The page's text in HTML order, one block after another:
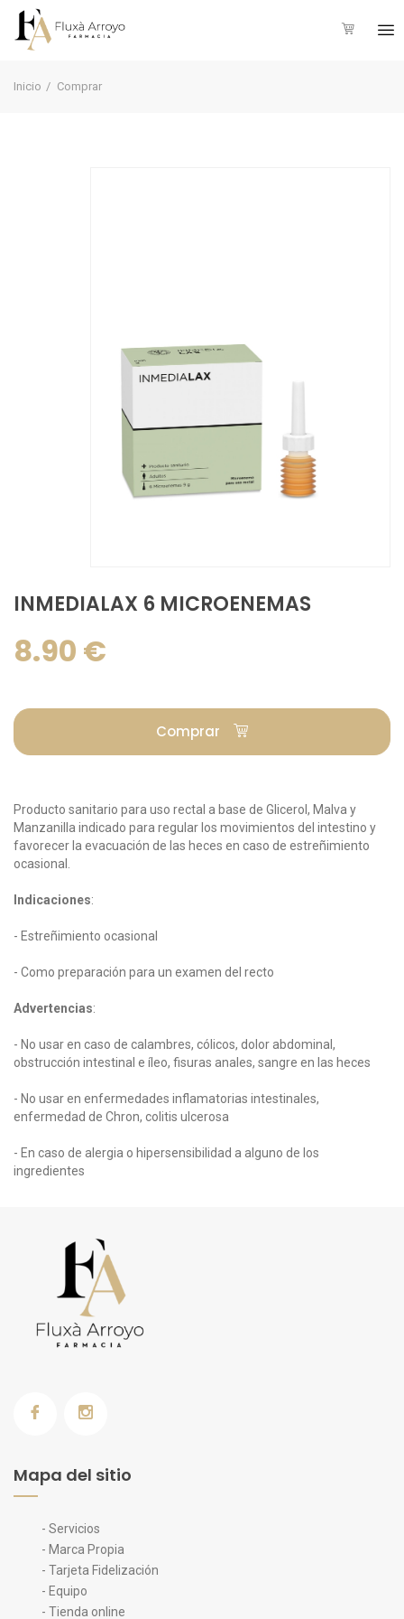
Inicio Comprar
INMEDIALAX 6 MICROENEMAS
8.90 €
Comprar
Producto sanitario para uso rectal a base de Glicerol, Malva y
Manzanilla indicado para regular los movimientos del intestino y
favorecer la evacuación de las heces en caso de estreñimiento
ocasional.
Indicaciones:
- Estreñimiento ocasional
- Como preparación para un examen del recto
Advertencias:
- No usar en caso de calambres, cólicos, dolor abdominal,
obstrucción intestinal e íleo, fisuras anales, sangre en las heces
- No usar en enfermedades inflamatorias intestinales,
enfermedad de Chron, colitis ulcerosa
- En caso de alergia o hipersensibilidad a alguno de los
ingredientes
Mapa del sitio
- Servicios
- Marca Propia
- Tarjeta Fidelización
- Equipo
- Tienda online